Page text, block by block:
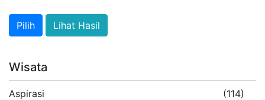
Lihat Hasil
Wisata
Aspirasi (114)